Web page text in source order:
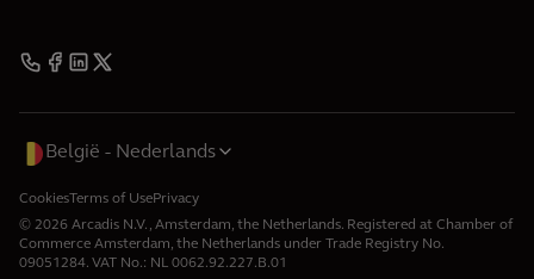
© 2026 Arcadis N.V., Amsterdam, the Netherlands. Registered at Chamber of
Commerce Amsterdam, the Netherlands under Trade Registry No.
09051284. VAT No.: NL 0062.92.227.B.01
CookiesTerms of UsePrivacy
België Nederlands